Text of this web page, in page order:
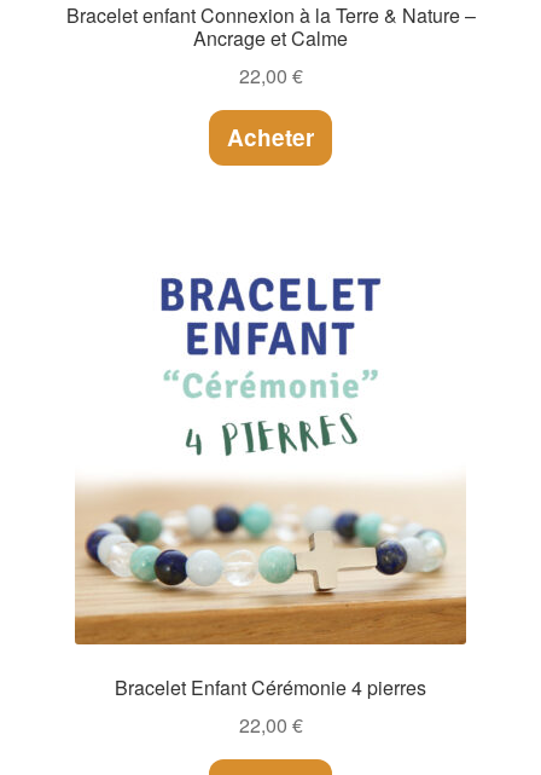
Bracelet enfant Connexion à la Terre & Nature –
Ancrage et Calme
22,00 €
Acheter
Bracelet Enfant Cérémonie 4 pierres
22,00 €